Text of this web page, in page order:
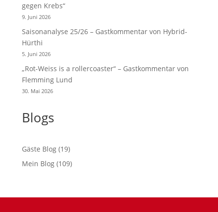
gegen Krebs“
9. Juni 2026
Saisonanalyse 25/26 – Gastkommentar von Hybrid-
Hürthi
5. Juni 2026
„Rot-Weiss is a rollercoaster“ – Gastkommentar von
Flemming Lund
30. Mai 2026
Blogs
Gäste Blog(19)
Mein Blog(109)